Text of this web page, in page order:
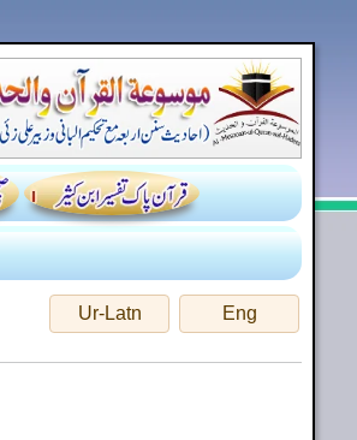
Eng
Ur-Latn